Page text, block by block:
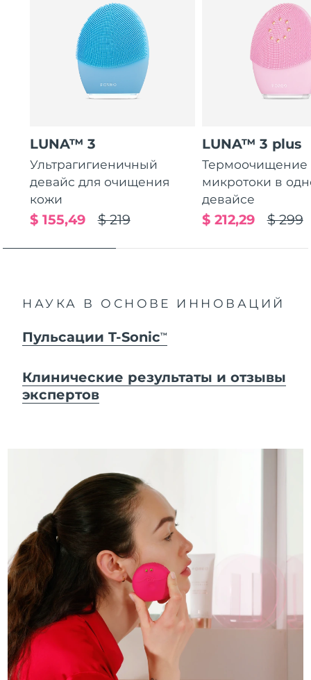
LUNA™ 3
Ультрагигиеничный
девайс для очищения
кожи
$ 219
$ 155,49
LUNA™ 3 plus
Термоочищение
микротоки в
девайсе
$ 299
$ 212,29
НАУКА В ОСНОВЕ ИННОВАЦИЙ
Пульсации T-SonicTM
Клинические результаты и отзывы
экспертов